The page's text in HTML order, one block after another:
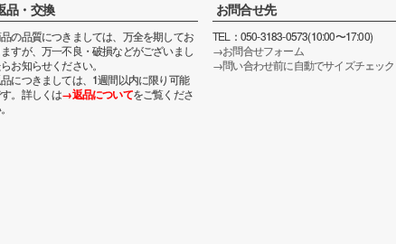
品・交換
の品質につきましては、万全を期してお
ますが、万一不良・破損などがございまし
お知らせください。
につきましては、1週間以内に限り可能
。詳しくは→返品についてをご覧くださ
お問合せ先
TEL：050-3183-0573(10:00〜17:00)
→お問合せフォーム
→問い合わせ前に自動でサイズチェック